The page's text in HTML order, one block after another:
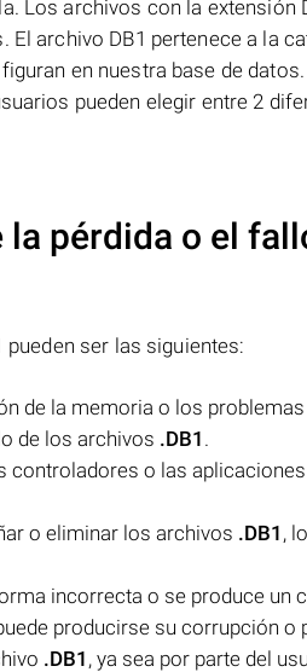
Los archivos con la extensión
archivo DB1 pertenece a la
en nuestra base de
pueden elegir entre 2
pérdida o el
pueden ser las siguientes:
de la memoria o los
de los archivos .DB1 .
o las
o eliminar los archivos .DB1 ,
incorrecta o se produce un
producirse su corrupción o
.DB1 , ya sea por parte del